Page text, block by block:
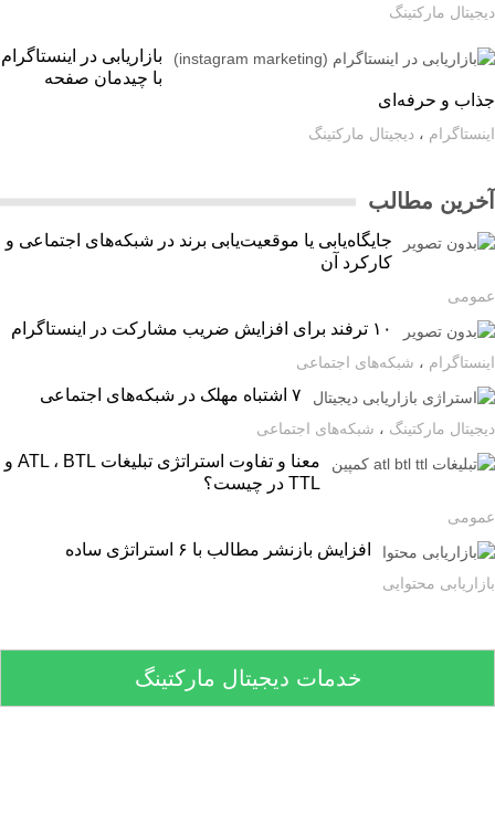
مارکتینگ
بازاریابی در اینستاگرام
با چیدمان صفحه
و حرفه‌ای
،دیجیتال مارکتینگ
مطالب
جایگاه‌یابی یا موقعیت‌یابی برند در شبکه‌های اجتماعی و
کارکرد آن
۱۰ ترفند برای افزایش ضریب مشارکت در اینستاگرام
،شبکه‌های اجتماعی
مارکتینگ،شبکه‌های اجتماعی
معنا و تفاوت استراتژی تبلیغات ATL ، BTL و
TTL در چیست؟
افزایش بازنشر مطالب با ۶ استراتژی ساده
محتوایی
خدمات دیجیتال مارکتینگ